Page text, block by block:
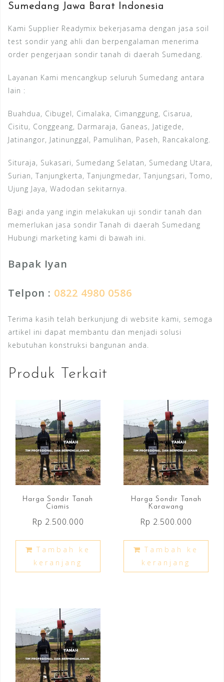
Sumedang Jawa Barat Indonesia
Kami Supplier Readymix bekerjasama dengan jasa soil
test sondir yang ahli dan berpengalaman menerima
order pengerjaan sondir tanah di daerah Sumedang.
Layanan Kami mencangkup seluruh Sumedang antara
lain :
Buahdua, Cibugel, Cimalaka, Cimanggung, Cisarua,
Cisitu, Conggeang, Darmaraja, Ganeas, Jatigede,
Jatinangor, Jatinunggal, Pamulihan, Paseh, Rancakalong.
Situraja, Sukasari, Sumedang Selatan, Sumedang Utara,
Surian, Tanjungkerta, Tanjungmedar, Tanjungsari, Tomo,
Ujung Jaya, Wadodan sekitarnya.
Bagi anda yang ingin melakukan uji sondir tanah dan
memerlukan jasa sondir Tanah di daerah Sumedang
Hubungi marketing kami di bawah ini.
Bapak Iyan
Telpon : 0822 4980 0586
Terima kasih telah berkunjung di website kami, semoga
artikel ini dapat membantu dan menjadi solusi
kebutuhan konstruksi bangunan anda.
Produk Terkait
Harga Sondir Tanah
Ciamis
Rp 2.500.000
Tambah ke
keranjang
Harga Sondir Tanah
Karawang
Rp 2.500.000
Tambah ke
keranjang